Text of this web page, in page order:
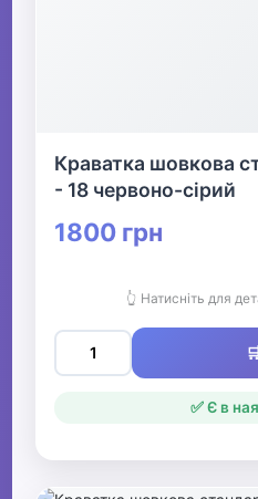
Краватка шовкова
- 18 червоно-сірий
1800 грн
👆 Натисніть для
✅ Є в